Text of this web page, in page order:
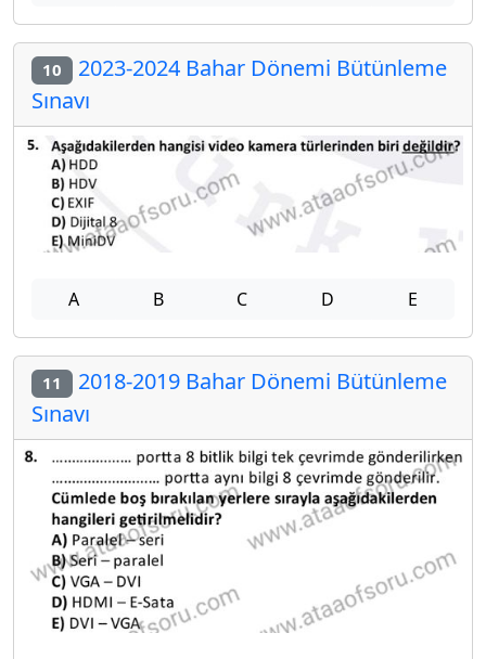
10 2023-2024 Bahar Dönemi Bütünleme
Sınavı
A B C D E
11 2018-2019 Bahar Dönemi Bütünleme
Sınavı